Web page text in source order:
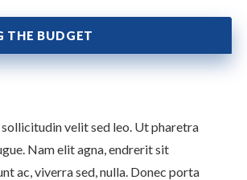
THE BUDGET
sollicitudin velit sed leo. Ut pharetra
Nam elit agna, endrerit sit
ac, viverra sed, nulla. Donec porta